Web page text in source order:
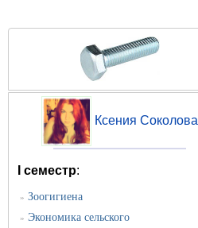
Ксения Соколова
I семестр:
» Зоогигиена
» Экономика сельского